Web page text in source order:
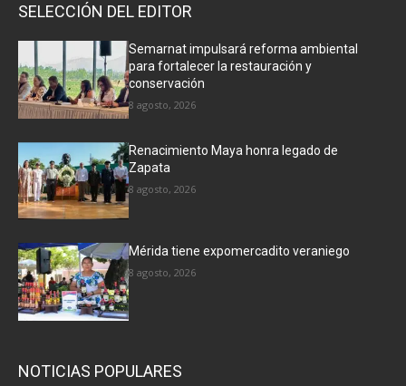
SELECCIÓN DEL EDITOR
Semarnat impulsará reforma ambiental
para fortalecer la restauración y
conservación
8 agosto, 2026
Renacimiento Maya honra legado de
Zapata
8 agosto, 2026
Mérida tiene expomercadito veraniego
8 agosto, 2026
NOTICIAS POPULARES